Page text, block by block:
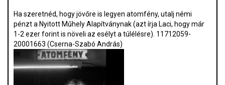
Ha szeretnéd, hogy jövőre is legyen atomfény, utalj némi
pénzt a Nyitott Műhely Alapítványnak (azt írja Laci, hogy már
1-2 ezer forint is növeli az esélyt a túlélésre). 11712059-
20001663 (Cserna-Szabó András)